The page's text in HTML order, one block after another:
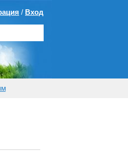
/ Вход